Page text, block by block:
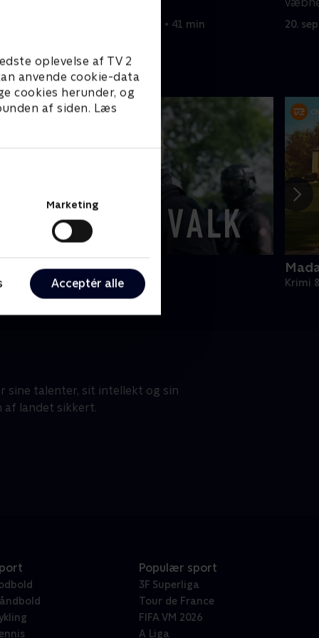
oplevelse af TV 2
anvende cookie-data
cookies herunder, og
af siden. Læs
Marketing
Acceptér alle
20. september 2022 • 41 min 20.
Van der Valk
& Spænding • 4 sæsoner Krimi
sine talenter, sit intellekt og sin
af landet sikkert.
Populær sport
3F Superliga
Tour de France
FIFA VM 2026
A Liga